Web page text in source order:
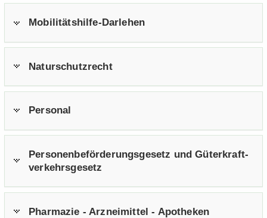
Mobilitätshilfe-​Darlehen
Na­tur­schutz­recht
Per­so­nal
Per­so­nen­be­för­de­rungs­ge­setz und Gü­ter­kraft­
ver­kehrs­ge­setz
Phar­ma­zie - Arz­nei­mit­tel - Apo­the­ken